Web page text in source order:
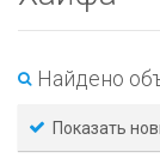
Найдено
Показать